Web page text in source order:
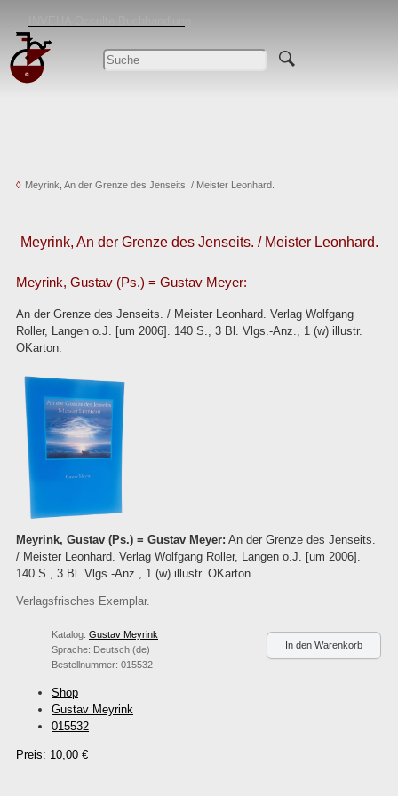
Antiquarische Bücher von Alchemie bis Zauberei
Meyrink, An der Grenze des Jenseits. / Meister Leonhard.
Meyrink, An der Grenze des Jenseits. / Meister Leonhard.
Meyrink, Gustav (Ps.) = Gustav Meyer:
An der Grenze des Jenseits. / Meister Leonhard. Verlag Wolfgang
Roller, Langen o.J. [um 2006]. 140 S., 3 Bl. Vlgs.-Anz., 1 (w) illustr.
OKarton.
Meyrink, Gustav (Ps.) = Gustav Meyer: An der Grenze des Jenseits.
/ Meister Leonhard. Verlag Wolfgang Roller, Langen o.J. [um 2006].
140 S., 3 Bl. Vlgs.-Anz., 1 (w) illustr. OKarton.
Verlagsfrisches Exemplar.
Katalog: Gustav Meyrink
Sprache: Deutsch (de)
Bestellnummer: 015532
Shop
Gustav Meyrink
015532
Preis: 10,00 €